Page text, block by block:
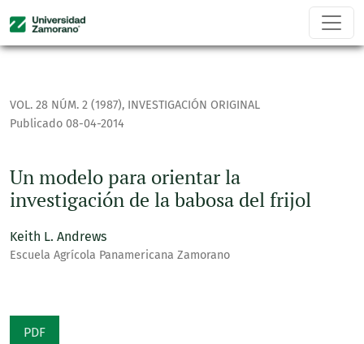
Un modelo para orientar la investigación de la babosa del
VOL. 28 NÚM. 2 (1987), INVESTIGACIÓN ORIGINAL
Un modelo para orientar la
investigación de la babosa del frijol
Publicado 08-04-2014
Keith L. Andrews
Escuela Agrícola Panamericana Zamorano
PDF